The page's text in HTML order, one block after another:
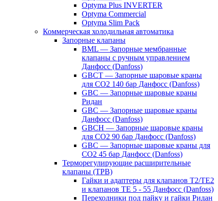
Optyma Plus INVERTER
Optyma Commercial
Optyma Slim Pack
Коммерческая холодильная автоматика
Запорные клапаны
BML — Запорные мембранные
клапаны с ручным управлением
Данфосс (Danfoss)
GBCT — Запорные шаровые краны
для CO2 140 бар Данфосс (Danfoss)
GBC — Запорные шаровые краны
Ридан
GBC — Запорные шаровые краны
Данфосс (Danfoss)
GBCH — Запорные шаровые краны
для CO2 90 бар Данфосс (Danfoss)
GBC — Запорные шаровые краны для
CO2 45 бар Данфосс (Danfoss)
Терморегулирующие расширительные
клапаны (ТРВ)
Гайки и адаптеры для клапанов T2/TE2
и клапанов TE 5 - 55 Данфосс (Danfoss)
Переходники под пайку и гайки Ридан